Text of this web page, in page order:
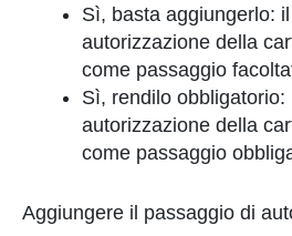
Sì, basta aggiungerlo:
autorizzazione della
come passaggio
Sì, rendilo obbligatorio:
autorizzazione della
come passaggio
Aggiungere il passaggio di